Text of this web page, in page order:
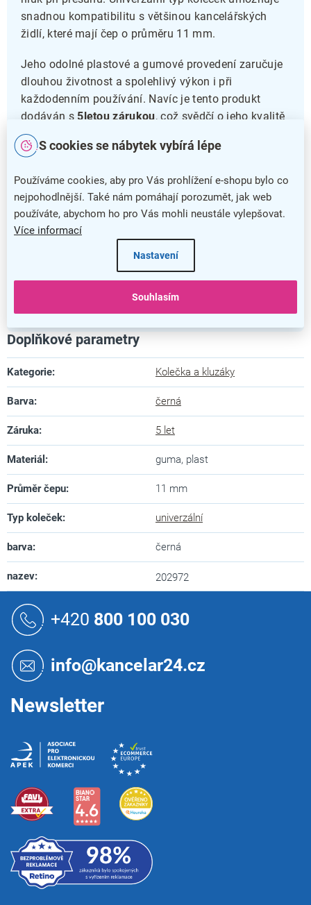
S cookies se nábytek vybírá lépe
Používáme cookies, aby pro Vás prohlížení e-shopu bylo co
nejpohodlnější. Také nám pomáhají porozumět, jak web
používáte, abychom ho pro Vás mohli neustále vylepšovat.
Více informací
Nastavení
Souhlasím
snadnou kompatibilitu s většinou kancelářských
židlí, které mají čep o průměru 11 mm.
Jeho odolné plastové a gumové provedení zaručuje
dlouhou životnost a spolehlivý výkon i při
každodenním používání. Navíc je tento produkt
dodáván s 5letou zárukou, což svědčí o jeho kvalitě
a spolehlivosti. Vyměňte stará kolečka za tento
jednoduchý a praktický doplněk, který zlepší mobilitu
Proč si vybrat právě toto kolečko?
Objednejte si
kancelářské pogumované kolečko
ještě dnes a dopřejte své židli hladký a tichý pohyb s
maximální ochranou podlahy. Jedno kolečko
snadno nahradí opotřebovaný díl a prodlouží tak
Doplňkové parametry
Kategorie: Kolečka a kluzáky
Barva: černá
Záruka: 5 let
Materiál : guma, plast
Průměr čepu: 11 mm
Typ koleček: univerzální
barva: černá
nazev: 202972
+420 800 100 030
info@kancelar24.cz
Newsletter